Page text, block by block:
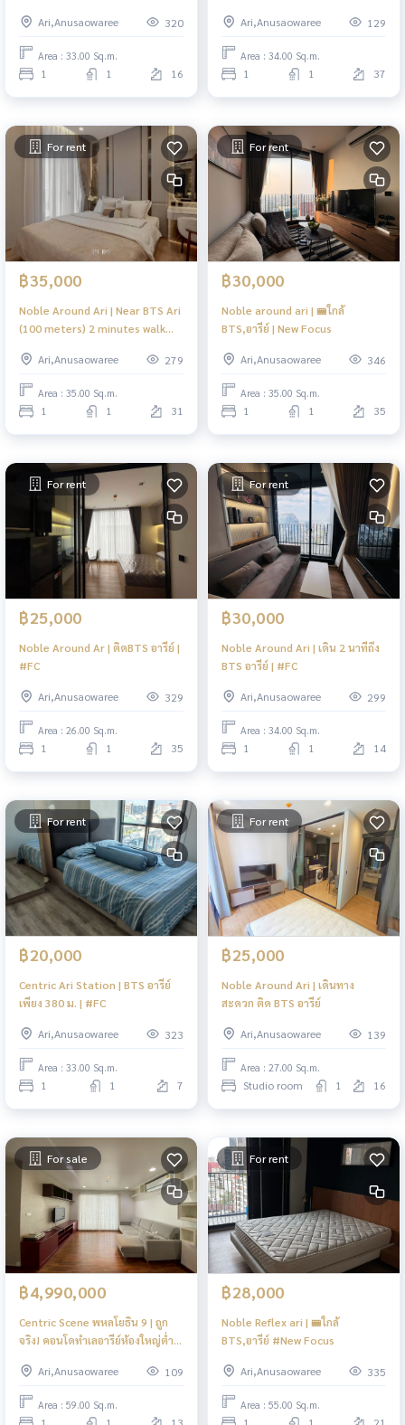
Ari,Anusaowaree 320
Area : 33.00 Sq.m.
1 1 16
Ari,Anusaowaree
129
Area : 34.00 Sq.m.
1 1 37
For rent
฿35,000
Noble Around Ari | Near BTS Ari
(100 meters) 2 minutes walk
Ari,Anusaowaree
279
Area : 35.00 Sq.m.
1 1 31
For rent
฿30,000
Noble around ari | 🚝ใกล้
BTS,อารีย์ | New Focus
Ari,Anusaowaree 346
Area : 35.00 Sq.m.
1 1 35
For rent
฿25,000
Noble Around Ar | ติดBTS อารีย์ |
#FC
Ari,Anusaowaree 329
Area : 26.00 Sq.m.
1 1 35
For rent
฿30,000
Noble Around Ari | เดิน 2 นาทีถึง
BTS อารีย์ | #FC
Ari,Anusaowaree 299
Area : 34.00 Sq.m.
1 1 14
For rent
฿20,000
Centric Ari Station | BTS อารีย์
เพียง 380 ม. | #FC
Ari,Anusaowaree 323
Area : 33.00 Sq.m.
1 1 7
For rent
฿25,000
Noble Around Ari | เดินทาง
สะดวก ติด BTS อารีย์
Ari,Anusaowaree 139
Area : 27.00 Sq.m.
Studio room 1 16
For sale
฿4,990,000
Centric Scene พหลโยธิน 9 | ถูก
จริง! คอนโดทำเลอารีย์ห้องใหญ่ต่ำ 5
Ari,Anusaowaree
109
Area : 59.00 Sq.m.
For rent
฿28,000
Noble Reflex ari | 🚝ใกล้
BTS,อารีย์ #New Focus
Ari,Anusaowaree 335
Area : 55.00 Sq.m.